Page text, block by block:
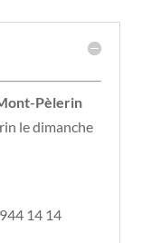
Pèlerin
le dimanche
14 14